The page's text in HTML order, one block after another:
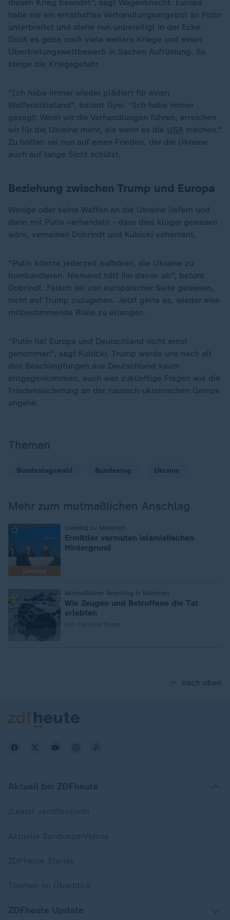
diesen Krieg beendet", sagt Wagenknecht. Europa
habe nie ein ernsthaftes Verhandlungsangebot an Putin
unterbreitet und stehe nun unbeteiligt in der Ecke.
Doch es gebe noch viele weitere Kriege und einen
Überbietungswettbewerb in Sachen Aufrüstung. So
steige die Kriegsgefahr.
"Ich habe immer wieder plädiert für einen
Waffenstillstand", betont Gysi. "Ich habe immer
gesagt: Wenn wir die Verhandlungen führen, erreichen
wir für die Ukraine mehr, als wenn es die USA machen."
Zu hoffen sei nun auf einen Frieden, der die Ukraine
auch auf lange Sicht schützt.
Beziehung zwischen Trump und Europa
Wenige oder keine Waffen an die Ukraine liefern und
dann mit Putin verhandeln - dass dies klüger gewesen
wäre, verneinen Dobrindt und Kubicki vehement.
"Putin könnte jederzeit aufhören, die Ukraine zu
bombardieren. Niemand hält ihn davon ab", betont
Dobrindt. Falsch sei von europäischer Seite gewesen,
nicht auf Trump zuzugehen. Jetzt gelte es, wieder eine
mitbestimmende Rolle zu erlangen.
"Putin hat Europa und Deutschland nicht ernst
genommen", sagt Kubicki. Trump werde uns nach all
den Beschimpfungen aus Deutschland kaum
entgegenkommen, auch was zukünftige Fragen wie die
Friedenssicherung an der russisch-ukrainischen Grenze
angehe.
Themen
Bundestagswahl Bundestag Ukraine
Mehr zum mutmaßlichen Anschlag
Liveblog
Liveblog zu München
Ermittler vermuten islamistischen
Hintergrund
Mutmaßlicher Anschlag in München
:
Wie Zeugen und Betroffene die Tat
erlebten
nach oben